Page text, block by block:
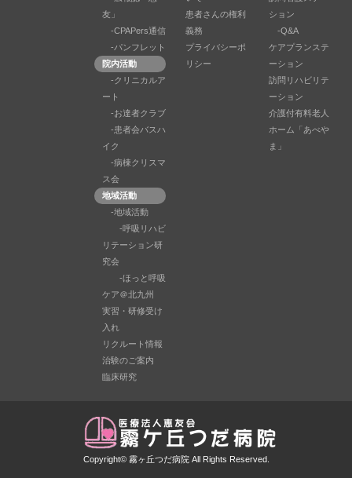
友」
-CPAPers通信
-パンフレット
院内活動
-クリニカルア
ート
-お達者クラブ
-患者会バスハ
イク
-病棟クリスマ
ス会
地域活動
-地域活動
-呼吸リハビ
リテーション研
究会
-ほっと呼吸
ケア＠北九州
実習・研修受け
入れ
リクルート情報
治験のご案内
臨床研究
患者さんの権利
義務
プライバシーポ
リシー
ション
-Q&A
ケアプランステ
ーション
訪問リハビリテ
ーション
介護付有料老人
ホーム「あべや
ま」
Copyright© 霧ヶ丘つだ病院All Rights Reserved.